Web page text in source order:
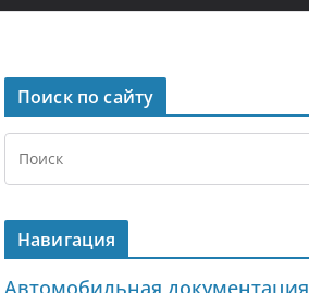
Поиск по сайту
Навигация
Автомобильная документация